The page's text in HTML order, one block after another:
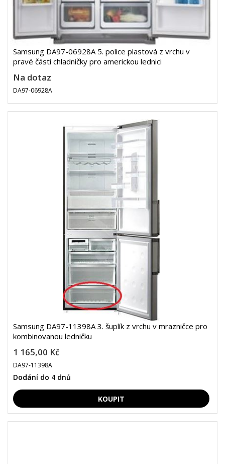
Samsung DA97-06928A 5. police plastová z vrchu v
pravé části chladničky pro americkou lednici
Na dotaz
DA97-06928A
Samsung DA97-11398A 3. šuplík z vrchu v mrazničce pro
kombinovanou ledničku
1 165,00 Kč
DA97-11398A
Dodání do 4 dnů